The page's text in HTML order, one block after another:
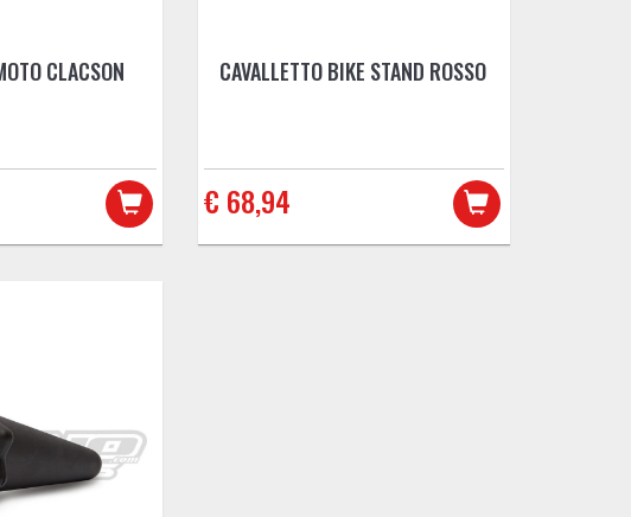
CLACSON CAVALLETTO BIKE STAND ROSSO
€ 68,94